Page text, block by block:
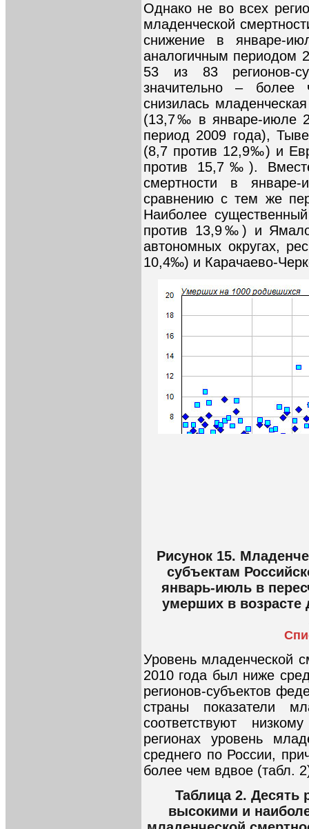
Однако не во всех
младенческой
снижение в январе-
аналогичным периодом
53 из 83 регионов-
значительно –
снизилась
(13,7‰ в январе-июле
период 2009 года),
(8,7 против 12,9‰) и
против 15,7‰).
смертности в
сравнению с тем же
Наиболее
против 13,9‰) и
автономных округах,
10,4‰) и Карачаево-
Рисунок 15.
субъектам
январь-июль в
умерших в возрасте
Уровень младенческой
2010 года был ниже
регионов-субъектов
страны показатели
соответствуют
регионах уровень
среднего по России,
более чем вдвое (табл.
Таблица 2. Десять
высокими и